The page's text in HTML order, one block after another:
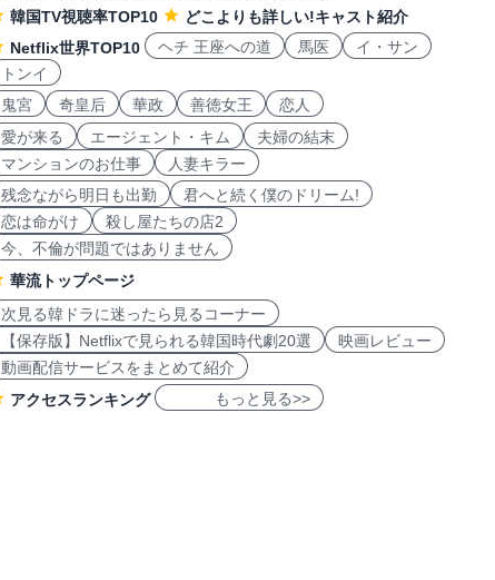
韓国TV視聴率TOP10
どこよりも詳しい!キャスト紹介
Netflix世界TOP10
ヘチ 王座への道 馬医
イ・サン
トンイ
鬼宮
奇皇后 華政 善徳女王
恋人
愛が来る
エージェント・キム
夫婦の結末
マンションのお仕事
人妻キラー
残念ながら明日も出勤
君へと続く僕のドリーム!
恋は命がけ
殺し屋たちの店2
今、不倫が問題ではありません
華流トップページ
次見る韓ドラに迷ったら見るコーナー
【保存版】Netflixで見られる韓国時代劇20選
映画レビュー
動画配信サービスをまとめて紹介
アクセスランキング
もっと見る>>